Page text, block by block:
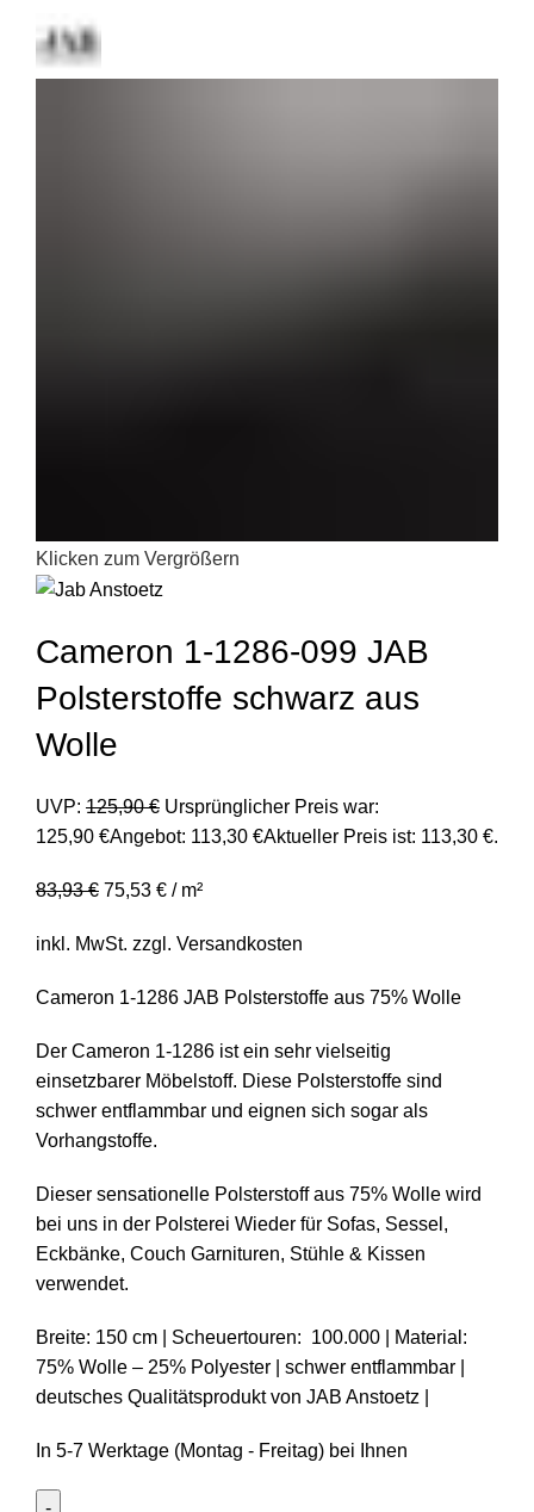
Klicken zum Vergrößern
Cameron 1-1286-099 JAB
Polsterstoffe schwarz aus
Wolle
UVP: 125,90€ Ursprünglicher Preis war:
125,90 €Angebot: 113,30 €Aktueller Preis ist: 113,30 €.
83,93€ 75,53 € / m²
inkl. MwSt. zzgl. Versandkosten
Cameron 1-1286 JAB Polsterstoffe aus 75% Wolle
Der Cameron 1-1286 ist ein sehr vielseitig
einsetzbarer Möbelstoff. Diese Polsterstoffe sind
schwer entflammbar und eignen sich sogar als
Vorhangstoffe.
Dieser sensationelle Polsterstoff aus 75% Wolle wird
bei uns in der Polsterei Wieder für Sofas, Sessel,
Eckbänke, Couch Garnituren, Stühle & Kissen
verwendet.
Breite: 150 cm | Scheuertouren: 100.000 | Material:
75% Wolle – 25% Polyester | schwer entflammbar |
deutsches Qualitätsprodukt von JAB Anstoetz |
In 5-7 Werktage (Montag - Freitag) bei Ihnen